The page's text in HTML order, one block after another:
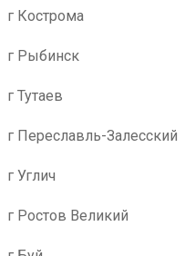
г Кострома
г Рыбинск
г Тутаев
г Переславль-Залесский
г Углич
г Ростов Великий